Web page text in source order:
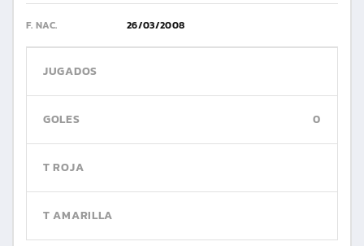
F. NAC. 26/03/2008
JUGADOS
GOLES 0
T ROJA
T AMARILLA